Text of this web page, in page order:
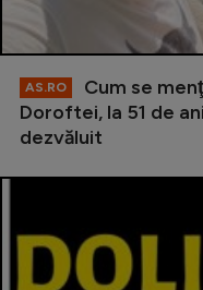
AS.RO
Cum se
Doroftei, la 51 de
dezvăluit